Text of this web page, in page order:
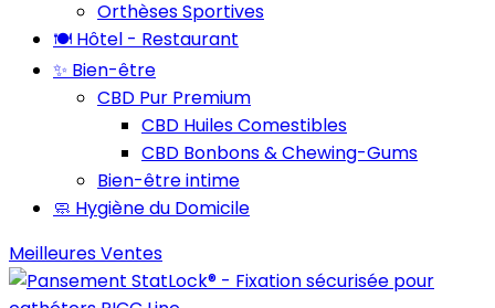
Orthèses Sportives
🍽️ Hôtel - Restaurant
✨ Bien-être
CBD Pur Premium
CBD Huiles Comestibles
CBD Bonbons & Chewing-Gums
Bien-être intime
🧼 Hygiène du Domicile
Meilleures Ventes